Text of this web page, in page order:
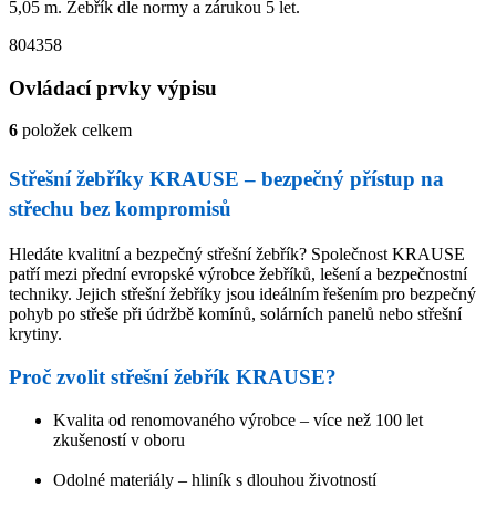
5,05 m. Žebřík dle normy a zárukou 5 let.
804358
Ovládací prvky výpisu
6 položek celkem
Střešní žebříky KRAUSE – bezpečný přístup na
střechu bez kompromisů
Hledáte kvalitní a bezpečný střešní žebřík? Společnost KRAUSE
patří mezi přední evropské výrobce žebříků, lešení a bezpečnostní
techniky. Jejich střešní žebříky jsou ideálním řešením pro bezpečný
pohyb po střeše při údržbě komínů, solárních panelů nebo střešní
krytiny.
Proč zvolit střešní žebřík KRAUSE?
Kvalita od renomovaného výrobce – více než 100 let
zkušeností v oboru
Odolné materiály – hliník s dlouhou životností